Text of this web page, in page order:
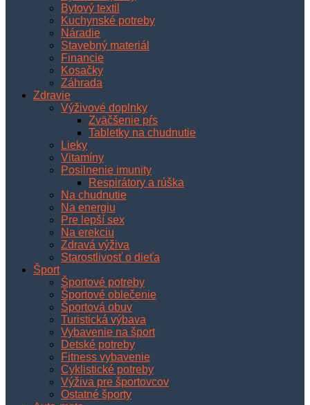
Bytový textil
Kuchynské potreby
Náradie
Stavebný materiál
Financie
Kosačky
Záhrada
Zdravie
Výživové doplnky
Zväčšenie pŕs
Tabletky na chudnutie
Lieky
Vitamíny
Posilnenie imunity
Respirátory a rúška
Na chudnutie
Na energiu
Pre lepší sex
Na erekciu
Zdravá výživa
Starostlivosť o dieťa
Šport
Športové potreby
Športové oblečenie
Športová obuv
Turistická výbava
Vybavenie na šport
Detské potreby
Fitness vybavenie
Cyklistické potreby
Výživa pre športovcov
Ostatné športy